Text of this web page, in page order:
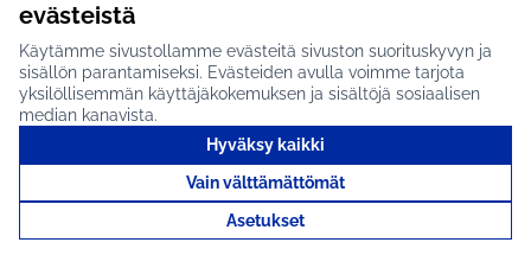
evästeistä
Käytämme sivustollamme evästeitä sivuston suorituskyvyn ja
sisällön parantamiseksi. Evästeiden avulla voimme tarjota
yksilöllisemmän käyttäjäkokemuksen ja sisältöjä sosiaalisen
median kanavista.
Hyväksy kaikki
Vain välttämättömät
Asetukset
Rajaa tulokset aihepiirin mukaan: Riihikallio
Riihikallio
Tutustu
Kesätyöntekijöitä
siruetanoiden torjuntaan